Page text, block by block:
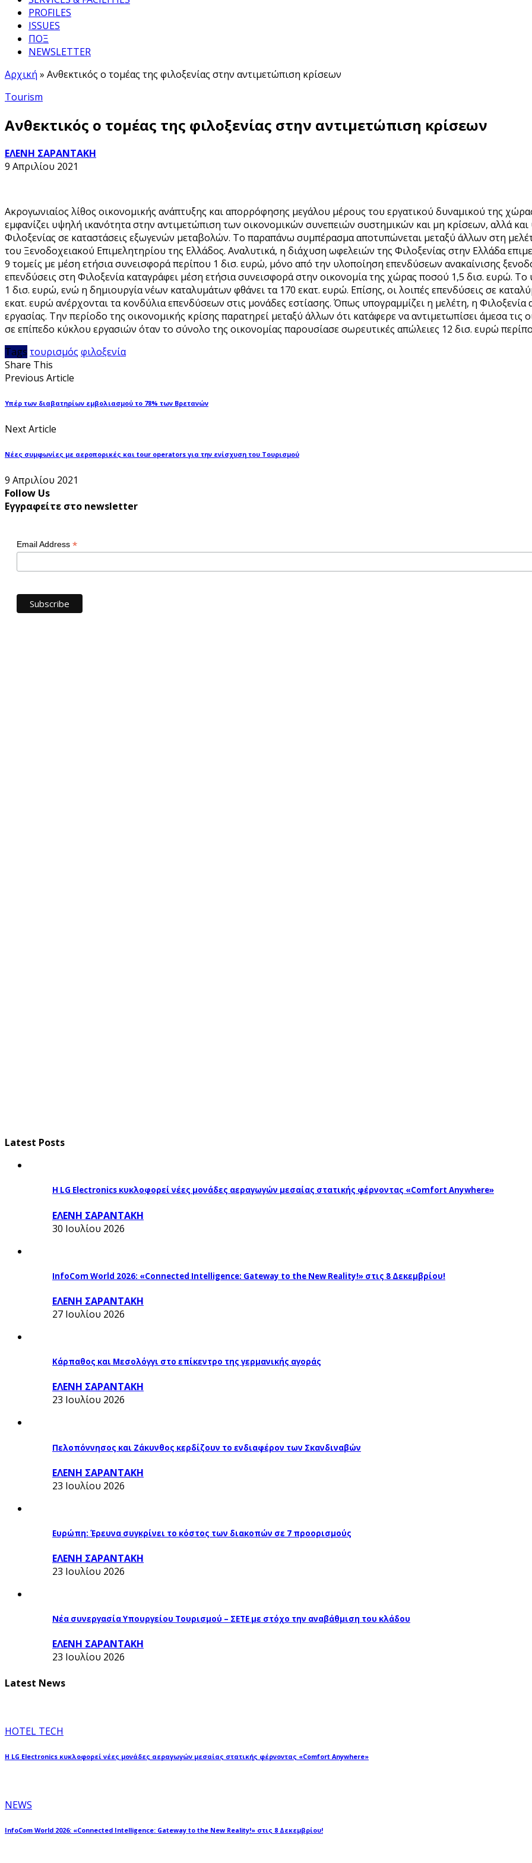
PROFILES
ISSUES
ΠΟΞ
NEWSLETTER
Αρχική » Ανθεκτικός ο τομέας της φιλοξενίας στην αντιμετώπιση κρίσεων
Tourism
Ανθεκτικός ο τομέας της φιλοξενίας στην αντιμετώπιση κρίσεων
ΕΛΕΝΗ ΣΑΡΑΝΤΑΚΗ
9 Απριλίου 2021
Ακρογωνιαίος λίθος οικονομικής ανάπτυξης και απορρόφησης μεγάλου μέρους του εργατικού δυναμικού της
εμφανίζει υψηλή ικανότητα στην αντιμετώπιση των οικονομικών συνεπειών συστημικών και μη κρίσεων, αλλά
Φιλοξενίας σε καταστάσεις εξωγενών μεταβολών. Το παραπάνω συμπέρασμα αποτυπώνεται μεταξύ άλλων στη
του Ξενοδοχειακού Επιμελητηρίου της Ελλάδος. Αναλυτικά, η διάχυση ωφελειών της Φιλοξενίας στην Ελλάδα
9 τομείς με μέση ετήσια συνεισφορά περίπου 1 δισ. ευρώ, μόνο από την υλοποίηση επενδύσεων ανακαίνισης
επενδύσεις στη Φιλοξενία καταγράφει μέση ετήσια συνεισφορά στην οικονομία της χώρας ποσού 1,5 δισ. ευρώ.
1 δισ. ευρώ, ενώ η δημιουργία νέων καταλυμάτων φθάνει τα 170 εκατ. ευρώ. Επίσης, οι λοιπές επενδύσεις σε
εκατ. ευρώ ανέρχονται τα κονδύλια επενδύσεων στις μονάδες εστίασης. Όπως υπογραμμίζει η μελέτη, η
εργασίας. Την περίοδο της οικονομικής κρίσης παρατηρεί μεταξύ άλλων ότι κατάφερε να αντιμετωπίσει άμεσα
σε επίπεδο κύκλου εργασιών όταν το σύνολο της οικονομίας παρουσίασε σωρευτικές απώλειες 12 δισ. ευρώ
Tags τουρισμός φιλοξενία
Share This
Previous Article
Υπέρ των διαβατηρίων εμβολιασμού το 78% των Βρετανών
Next Article
Νέες συμφωνίες με αεροπορικές και tour operators για την ενίσχυση του Τουρισμού
9 Απριλίου 2021
Follow Us
Εγγραφείτε στο newsletter
Email Address *
Latest Posts
Η LG Electronics κυκλοφορεί νέες μονάδες αεραγωγών μεσαίας στατικής φέρνοντας «Comfort Anywhere»
ΕΛΕΝΗ ΣΑΡΑΝΤΑΚΗ
30 Ιουλίου 2026
InfoCom World 2026: «Connected Intelligence: Gateway to the New Reality!» στις 8 Δεκεμβρίου!
ΕΛΕΝΗ ΣΑΡΑΝΤΑΚΗ
27 Ιουλίου 2026
Κάρπαθος και Μεσολόγγι στο επίκεντρο της γερμανικής αγοράς
ΕΛΕΝΗ ΣΑΡΑΝΤΑΚΗ
23 Ιουλίου 2026
Πελοπόννησος και Ζάκυνθος κερδίζουν το ενδιαφέρον των Σκανδιναβών
ΕΛΕΝΗ ΣΑΡΑΝΤΑΚΗ
23 Ιουλίου 2026
Ευρώπη: Έρευνα συγκρίνει το κόστος των διακοπών σε 7 προορισμούς
ΕΛΕΝΗ ΣΑΡΑΝΤΑΚΗ
23 Ιουλίου 2026
Νέα συνεργασία Υπουργείου Τουρισμού – ΣΕΤΕ με στόχο την αναβάθμιση του κλάδου
ΕΛΕΝΗ ΣΑΡΑΝΤΑΚΗ
23 Ιουλίου 2026
Latest News
HOTEL TECH
Η LG Electronics κυκλοφορεί νέες μονάδες αεραγωγών μεσαίας στατικής φέρνοντας «Comfort Anywhere»
NEWS
InfoCom World 2026: «Connected Intelligence: Gateway to the New Reality!» στις 8 Δεκεμβρίου!